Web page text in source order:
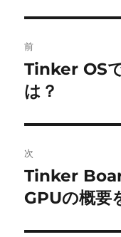
稿
ナ
ビ
ゲ
ー
前
前
の
稿:
Tinker OS
は？
次
次
の
Tinker
GPUの概要